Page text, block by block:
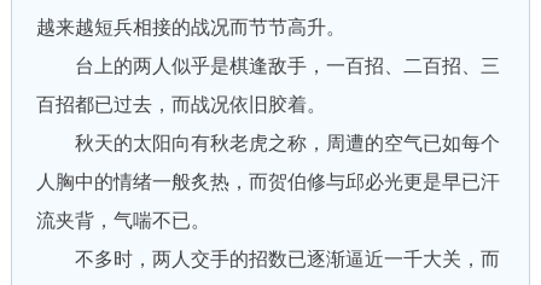
越来越短兵相接的战况而节节高升。
台上的两人似乎是棋逢敌手，一百招、二百招、三
百招都已过去，而战况依旧胶着。
秋天的太阳向有秋老虎之称，周遭的空气已如每个
人胸中的情绪一般炙热，而贺伯修与邱必光更是早已汗
流夹背，气喘不已。
不多时，两人交手的招数已逐渐逼近一千大关，而